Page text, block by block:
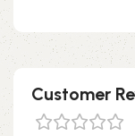
Customer